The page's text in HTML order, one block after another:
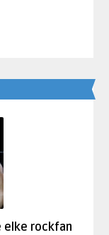
elke rockfan